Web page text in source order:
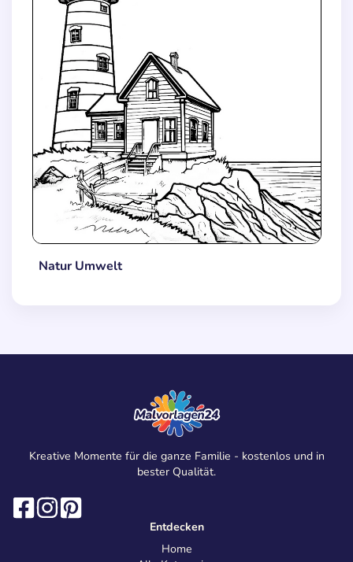
Natur Umwelt
Kreative Momente für die ganze Familie - kostenlos und in
bester Qualität.
Entdecken
Home